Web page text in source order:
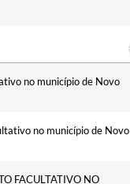
no município de Novo
no município de Novo
FACULTATIVO NO